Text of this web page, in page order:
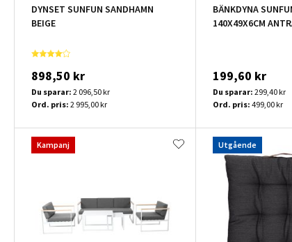
DYNSET SUNFUN SANDHAMN
BEIGE
898,50 kr
Du sparar: 2 096,50 kr
Ord. pris: 2 995,00 kr
BÄNKDYNA
140X49X6CM
199,60 kr
Du sparar: 299,40 kr
Ord. pris: 499,00 kr
Kampanj Utgående